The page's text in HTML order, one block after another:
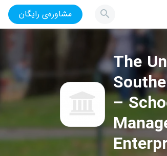
مشاوره‌ی رایگان
The
–